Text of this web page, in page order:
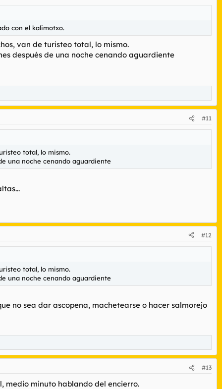
con el kalimotxo.
van de turisteo total, lo mismo.
después de una noche cenando aguardiente
#11
total, lo mismo.
una noche cenando aguardiente
#12
total, lo mismo.
una noche cenando aguardiente
no sea dar ascopena, machetearse o hacer salmorejo
#13
medio minuto hablando del encierro.